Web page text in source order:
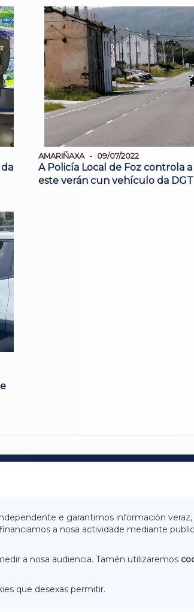
AMARIÑAXA 09/07/2022
A Policía Local de Foz controla
este verán cun vehículo da DGT
e garantimos información
a nosa actividade mediante
a nosa audiencia. Tamén utilizaremos
que desexas permitir.